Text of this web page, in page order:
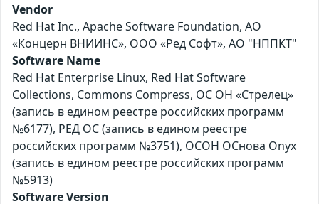
Vendor
Red Hat Inc., Apache Software Foundation, АО
«Концерн ВНИИНС», ООО «Ред Софт», АО "НППКТ"
Software Name
Red Hat Enterprise Linux, Red Hat Software
Collections, Commons Compress, ОС ОН «Стрелец»
(запись в едином реестре российских программ
№6177), РЕД ОС (запись в едином реестре
российских программ №3751), ОСОН ОСнова Оnyx
(запись в едином реестре российских программ
№5913)
Software Version